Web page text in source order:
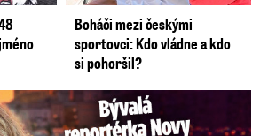
Boháči mezi českými
sportovci: Kdo vládne a kdo
si pohoršil?
Maurerová: Neustálý boj o lásku s ...